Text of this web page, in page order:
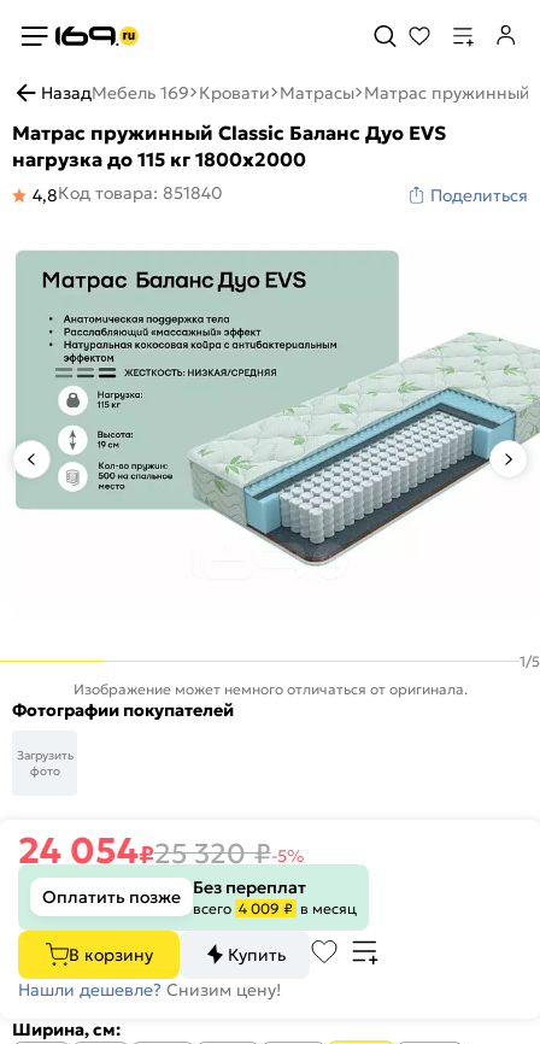
НазадМебель 169 Кровати Матрасы Матрас пружинный
Матрас пружинный Classic Баланс Дуо EVS
нагрузка до 115 кг 1800x2000
4,8Код товара: 851840 Поделиться
1/5
Изображение может немного отличаться от оригинала.
Фотографии покупателей
Загрузить
фото
24 054₽25 320₽-5%
Оплатить позже
Без переплат
всего 4 009 ₽ в месяц
В корзину
Купить
Нашли дешевле? Снизим цену!
Ширина, см: